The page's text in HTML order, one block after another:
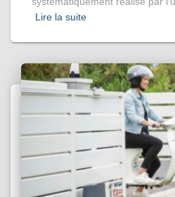
Lire la suite